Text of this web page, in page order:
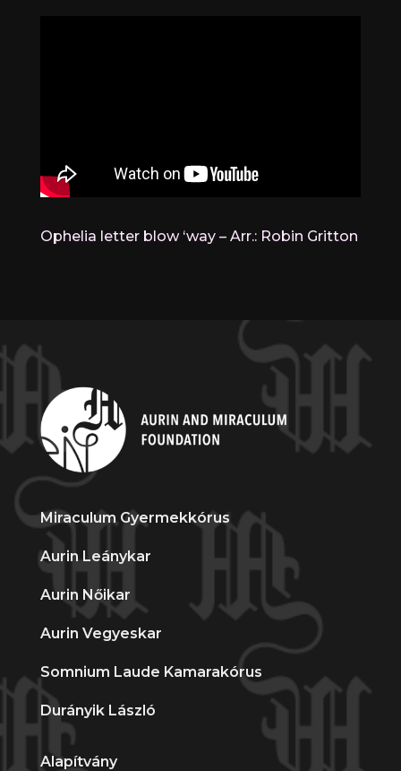
Ophelia letter blow ‘way – Arr.: Robin Gritton
Miraculum Gyermekkórus
Aurin Leánykar
Aurin Nőikar
Aurin Vegyeskar
Somnium Laude Kamarakórus
Durányik László
Alapítvány